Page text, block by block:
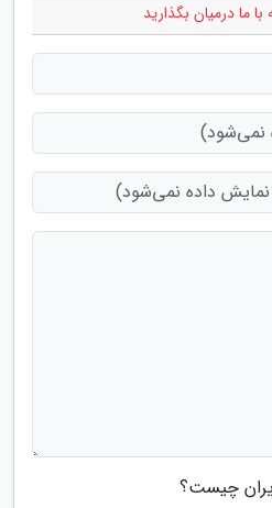
ما درمیان بگذارید
چیست؟